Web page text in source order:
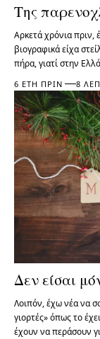
Της
Αρκετά χρόνια πριν,
βιογραφικά είχα
πήρα, γιατί στην
6 ΈΤΗ ΠΡΙΝ 8
Δεν είσαι
Λοιπόν, έχω νέα να
γιορτές» όπως το
έχουν να περάσουν